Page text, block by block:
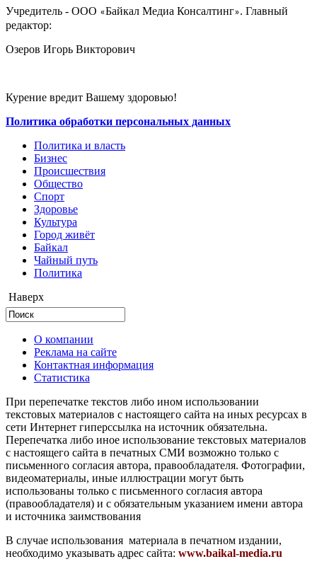
Учредитель - ООО «Байкал Медиа Консалтинг». Главный
редактор:
Озеров Игорь Викторович
Курение вредит Вашему здоровью!
Политика обработки персональных данных
Политика и власть
Бизнес
Происшествия
Общество
Cпорт
Здоровье
Культура
Город живёт
Байкал
Чайный путь
Политика
Наверх
О компании
Реклама на сайте
Контактная информация
Статистика
При перепечатке текстов либо ином использовании
текстовых материалов с настоящего сайта на иных ресурсах в
сети Интернет гиперссылка на источник обязательна.
Перепечатка либо иное использование текстовых материалов
с настоящего сайта в печатных СМИ возможно только с
письменного согласия автора, правообладателя. Фотографии,
видеоматериалы, иные иллюстрации могут быть
использованы только с письменного согласия автора
(правообладателя) и с обязательным указанием имени автора
и источника заимствования
В случае использования материала в печатном издании,
необходимо указывать адрес сайта: www.baikal-media.ru